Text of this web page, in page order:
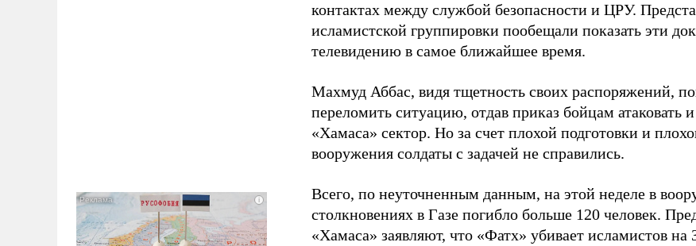
контактах между службой безопасности и ЦРУ.
исламистской группировки пообещали показать эти
телевидению в самое ближайшее время.
Махмуд Аббас, видя тщетность своих распоряжений,
переломить ситуацию, отдав приказ бойцам атаковать
«Хамаса» сектор. Но за счет плохой подготовки и
вооружения солдаты с задачей не справились.
Всего, по неуточненным данным, на этой неделе в
столкновениях в Газе погибло больше 120 человек.
«Хамаса» заявляют, что «Фатх» убивает исламистов на